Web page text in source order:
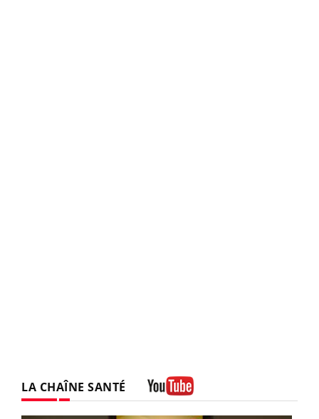
LA CHAÎNE SANTÉ